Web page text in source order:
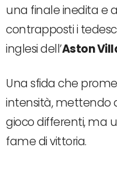
una finale inedita e
contrapposti i
inglesi dell’Aston
Una sfida che
intensità, mettendo
gioco differenti, ma
fame di vittoria.